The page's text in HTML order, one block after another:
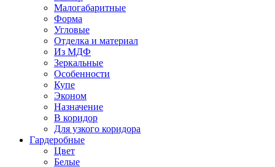
Малогабаритные
Форма
Угловые
Отделка и материал
Из МДФ
Зеркальные
Особенности
Купе
Эконом
Назначение
В коридор
Для узкого коридора
Гардеробные
Цвет
Белые